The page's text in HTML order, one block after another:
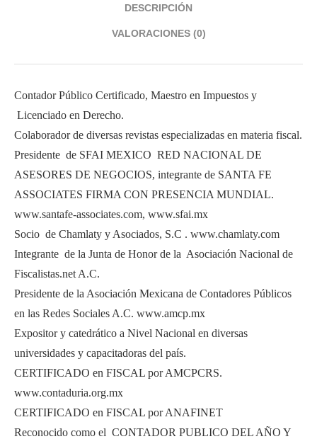
DESCRIPCIÓN
VALORACIONES (0)
Contador Público Certificado, Maestro en Impuestos y
Licenciado en Derecho.
Colaborador de diversas revistas especializadas en materia fiscal.
Presidente de SFAI MEXICO RED NACIONAL DE
ASESORES DE NEGOCIOS, integrante de SANTA FE
ASSOCIATES FIRMA CON PRESENCIA MUNDIAL.
www.santafe-associates.com, www.sfai.mx
Socio de Chamlaty y Asociados, S.C . www.chamlaty.com
Integrante de la Junta de Honor de la Asociación Nacional de
Fiscalistas.net A.C.
Presidente de la Asociación Mexicana de Contadores Públicos
en las Redes Sociales A.C. www.amcp.mx
Expositor y catedrático a Nivel Nacional en diversas
universidades y capacitadoras del país.
CERTIFICADO en FISCAL por AMCPCRS.
www.contaduria.org.mx
CERTIFICADO en FISCAL por ANAFINET
Reconocido como el CONTADOR PUBLICO DEL AÑO Y